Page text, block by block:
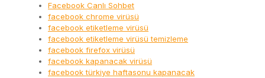
Facebook Canlı Sohbet
facebook chrome virüsü
facebook etiketleme virüsü
facebook etiketleme virüsü temizleme
facebook firefox virüsü
facebook kapanacak virüsü
facebook türkiye haftasonu kapanacak